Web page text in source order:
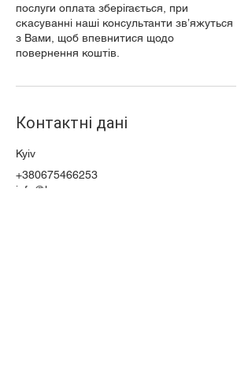
послуги оплата зберігається, при
скасуванні наші консультанти звʼяжуться
з Вами, щоб впевнитися щодо
повернення коштів.
Контактні дані
Kyiv
+380675466253
info@h-s.com.ua